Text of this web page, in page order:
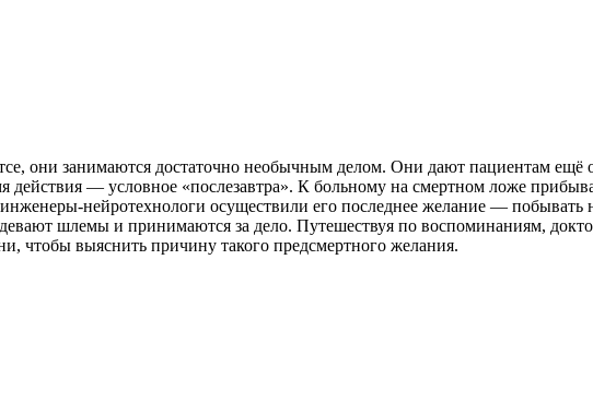
они занимаются достаточно необычным делом. Они дают пациентам
действия — условное «послезавтра». К больному на смертном ложе
нейротехнологи осуществили его последнее желание — побывать
шлемы и принимаются за дело. Путешествуя по воспоминаниям,
чтобы выяснить причину такого предсмертного желания.